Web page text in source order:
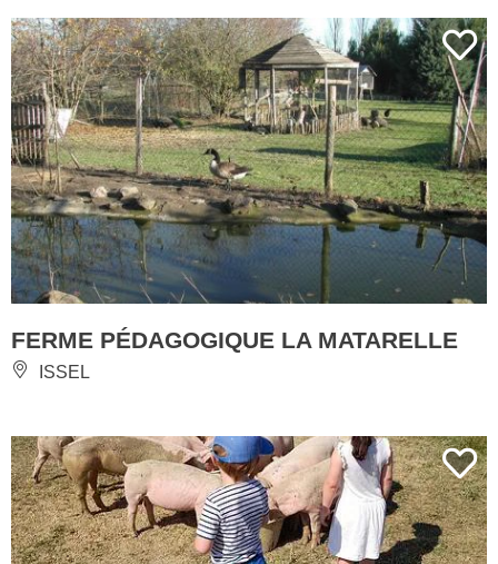
FERME PÉDAGOGIQUE LA MATARELLE
ISSEL